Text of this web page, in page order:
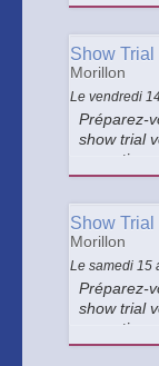
Coupe du
jeunes
Show Trial
Morillon
Le vendredi
Préparez-
show trial
technique.
: un
Show Trial
Morillon
Le samedi 15
Préparez-
show trial
technique.